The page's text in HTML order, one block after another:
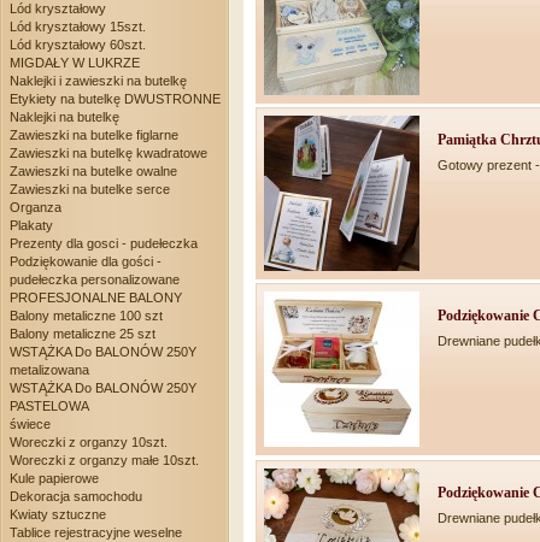
Lód kryształowy
Lód kryształowy 15szt.
Lód kryształowy 60szt.
MIGDAŁY W LUKRZE
Naklejki i zawieszki na butelkę
Etykiety na butelkę DWUSTRONNE
Naklejki na butelkę
Zawieszki na butelke figlarne
Zawieszki na butelkę kwadratowe
Zawieszki na butelke owalne
Zawieszki na butelke serce
Organza
Plakaty
Prezenty dla gosci - pudełeczka
Podziękowanie dla gości -
pudełeczka personalizowane
PROFESJONALNE BALONY
Balony metaliczne 100 szt
Balony metaliczne 25 szt
WSTĄŻKA Do BALONÓW 250Y
metalizowana
WSTĄŻKA Do BALONÓW 250Y
PASTELOWA
świece
Woreczki z organzy 10szt.
Woreczki z organzy małe 10szt.
Kule papierowe
Dekoracja samochodu
Kwiaty sztuczne
Tablice rejestracyjne weselne
Pamiątka
Gotowy prezent
Podziękowanie
Drewniane
Podziękowanie
Drewniane